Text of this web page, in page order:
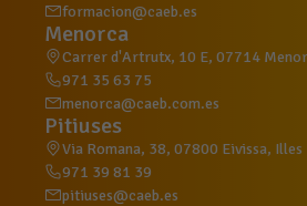
formacion@caeb.es
Menorca
Carrer d'Artrutx, 10 E, 07714
971 35 63 75
menorca@caeb.com.es
Pitiuses
Via Romana, 38, 07800 Eivissa, Illes
971 39 81 39
pitiuses@caeb.es